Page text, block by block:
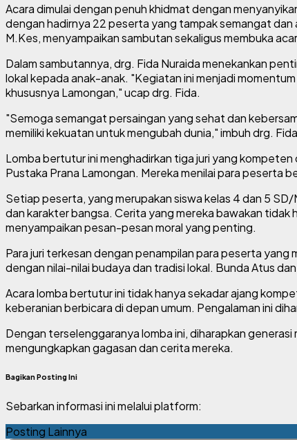
Acara dimulai dengan penuh khidmat dengan
dengan hadirnya 22 peserta yang tampak semangat
M.Kes, menyampaikan sambutan sekaligus membuka
Dalam sambutannya, drg. Fida Nuraida menekankan
lokal kepada anak-anak. "Kegiatan ini menjadi
khususnya Lamongan," ucap drg. Fida.
"Semoga semangat persaingan yang sehat dan
memiliki kekuatan untuk mengubah dunia," imbuh drg.
Lomba bertutur ini menghadirkan tiga juri yang
Pustaka Prana Lamongan. Mereka menilai para peserta
Setiap peserta, yang merupakan siswa kelas 4 dan 5
dan karakter bangsa. Cerita yang mereka bawakan
menyampaikan pesan-pesan moral yang penting.
Para juri terkesan dengan penampilan para peserta
dengan nilai-nilai budaya dan tradisi lokal. Bunda Atus
Acara lomba bertutur ini tidak hanya sekadar ajang
keberanian berbicara di depan umum. Pengalaman ini
Dengan terselenggaranya lomba ini, diharapkan
mengungkapkan gagasan dan cerita mereka.
Bagikan Posting Ini
Sebarkan informasi ini melalui platform:
Posting Lainnya